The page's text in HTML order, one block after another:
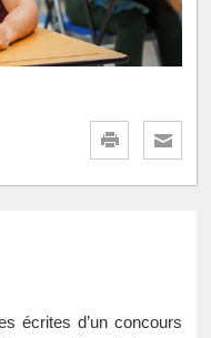
écrites d’un concours